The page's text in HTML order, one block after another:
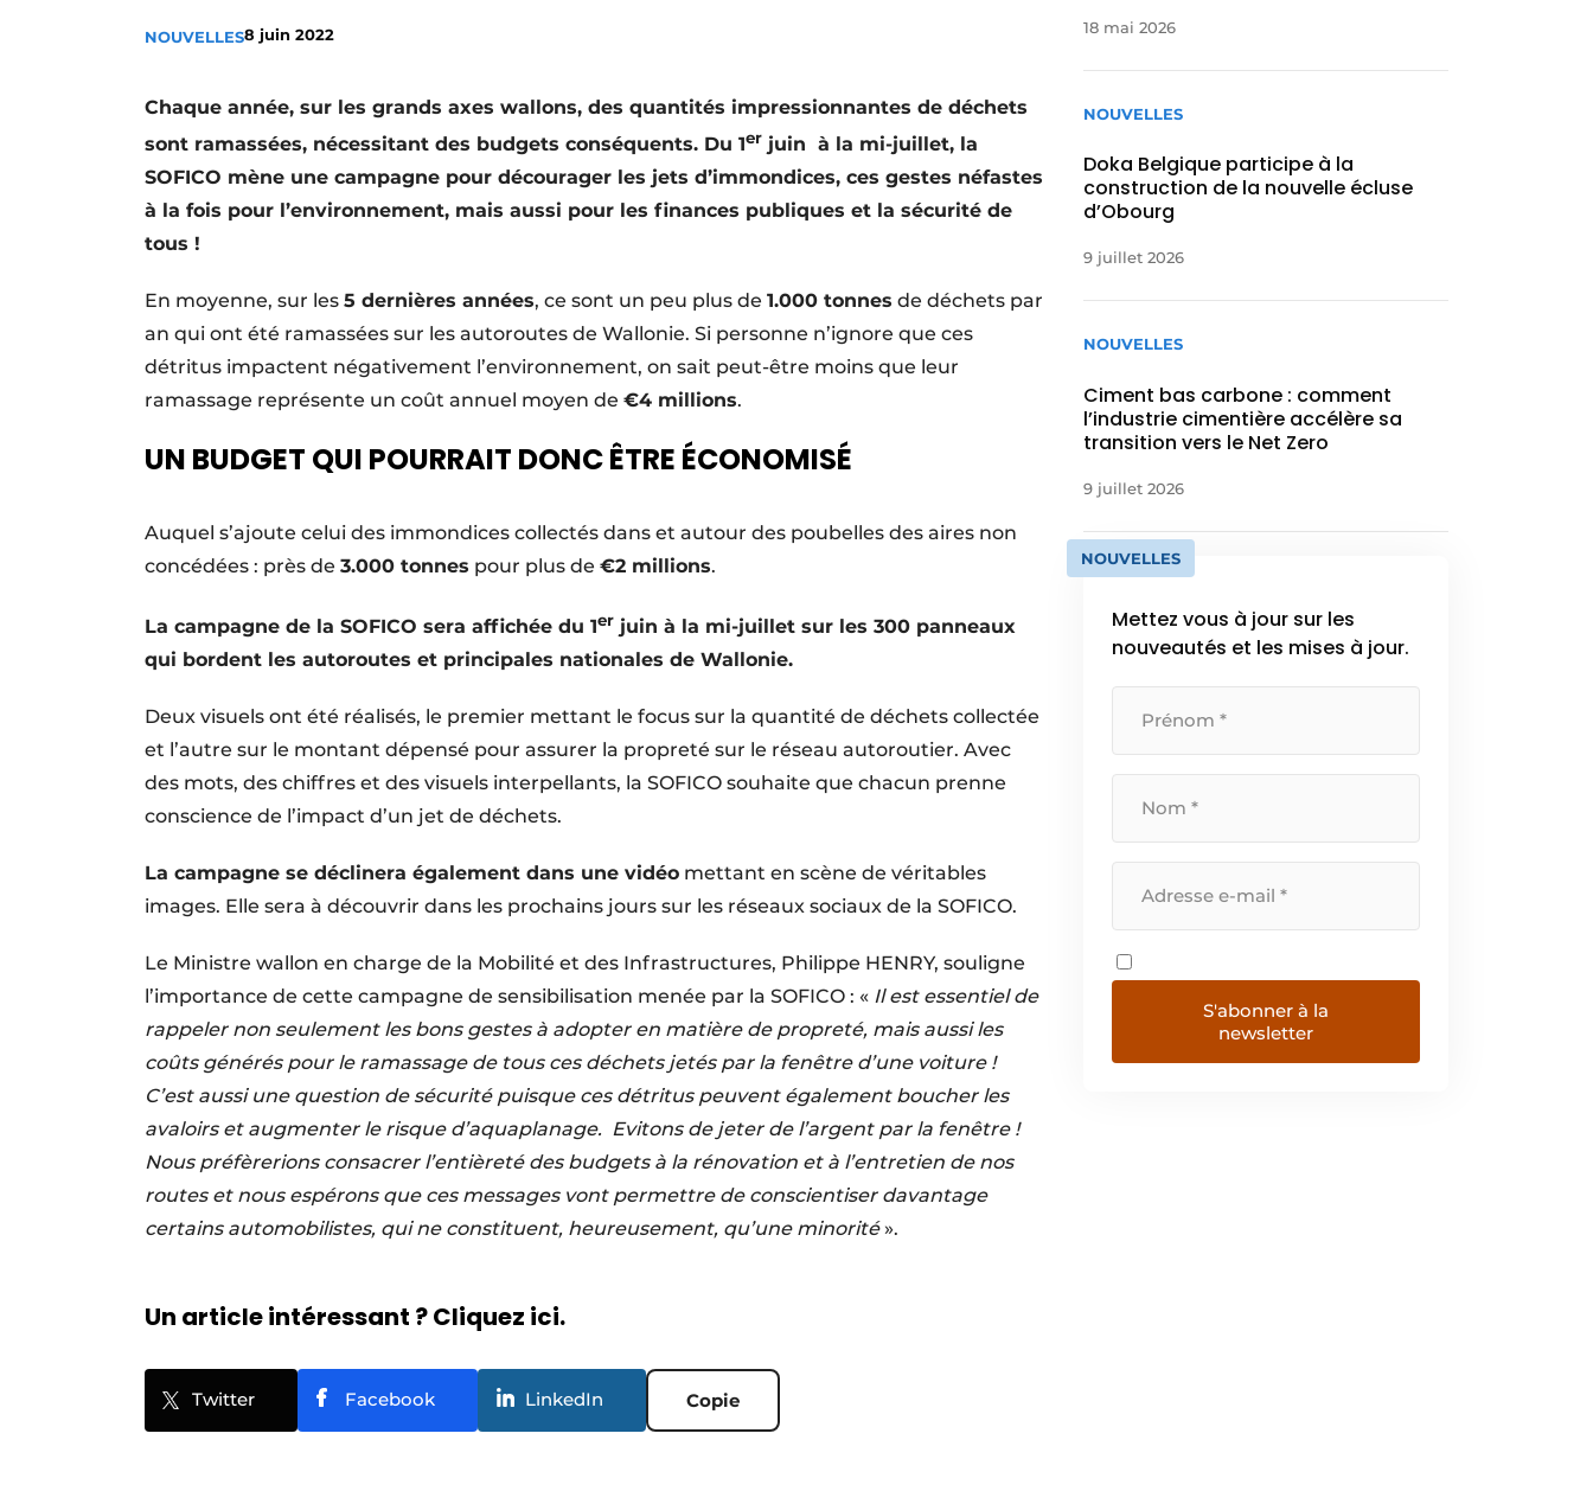
Termes et conditions
NOUVELLES8 juin 2022
Chaque année, sur les grands axes wallons, des quantités impressionnantes de déchets
sont ramassées, nécessitant des budgets conséquents. Du 1er juin à la mi-juillet, la
SOFICO mène une campagne pour décourager les jets d’immondices, ces gestes néfastes
à la fois pour l’environnement, mais aussi pour les finances publiques et la sécurité de
tous !
En moyenne, sur les 5 dernières années, ce sont un peu plus de 1.000 tonnes de déchets par
an qui ont été ramassées sur les autoroutes de Wallonie. Si personne n’ignore que ces
détritus impactent négativement l’environnement, on sait peut-être moins que leur
ramassage représente un coût annuel moyen de €4 millions.
UN BUDGET QUI POURRAIT DONC ÊTRE ÉCONOMISÉ
Auquel s’ajoute celui des immondices collectés dans et autour des poubelles des aires non
concédées : près de 3.000 tonnes pour plus de €2 millions.
La campagne de la SOFICO sera affichée du 1er juin à la mi-juillet sur les 300 panneaux
qui bordent les autoroutes et principales nationales de Wallonie.
Deux visuels ont été réalisés, le premier mettant le focus sur la quantité de déchets collectée
et l’autre sur le montant dépensé pour assurer la propreté sur le réseau autoroutier. Avec
des mots, des chiffres et des visuels interpellants, la SOFICO souhaite que chacun prenne
conscience de l’impact d’un jet de déchets.
La campagne se déclinera également dans une vidéo mettant en scène de véritables
images. Elle sera à découvrir dans les prochains jours sur les réseaux sociaux de la SOFICO.
Le Ministre wallon en charge de la Mobilité et des Infrastructures, Philippe HENRY, souligne
l’importance de cette campagne de sensibilisation menée par la SOFICO : « Il est essentiel de
rappeler non seulement les bons gestes à adopter en matière de propreté, mais aussi les
coûts générés pour le ramassage de tous ces déchets jetés par la fenêtre d’une voiture !
C’est aussi une question de sécurité puisque ces détritus peuvent également boucher les
avaloirs et augmenter le risque d’aquaplanage. Evitons de jeter de l’argent par la fenêtre !
Nous préfèrerions consacrer l’entièreté des budgets à la rénovation et à l’entretien de nos
routes et nous espérons que ces messages vont permettre de conscientiser davantage
certains automobilistes, qui ne constituent, heureusement, qu’une minorité».
Un article intéressant ? Cliquez ici.
Twitter Facebook LinkedIn Copie
18 mai 2026
NOUVELLES
Doka Belgique participe à la
construction de la nouvelle écluse
d’Obourg
9 juillet 2026
NOUVELLES
Ciment bas carbone : comment
l’industrie cimentière accélère sa
transition vers le Net Zero
9 juillet 2026
NOUVELLES
Mettez vous à jour sur les
nouveautés et les mises à jour.
S'abonner à la
newsletter